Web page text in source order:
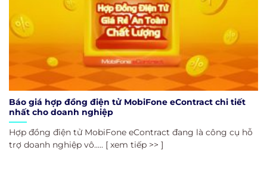
Báo giá hợp đồng điện tử MobiFone eContract chi tiết
nhất cho doanh nghiệp
Hợp đồng điện tử MobiFone eContract đang là công cụ hỗ
trợ doanh nghiệp vô..... [ xem tiếp >> ]